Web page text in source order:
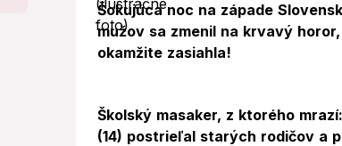
Šokujúca noc na západe
mužov sa zmenil na krvavý
okamžite zasiahla!
Foto
Školský masaker, z ktorého
(14) postrieľal starých rodičov a